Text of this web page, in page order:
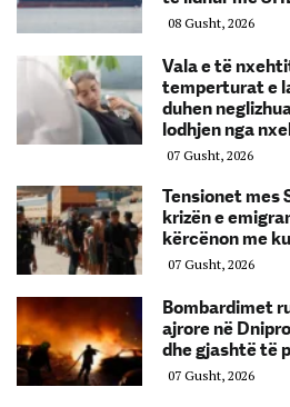
08 Gusht, 2026
Vala e të
temperturat e
duhen
lodhjen nga
07 Gusht, 2026
Tensionet mes
krizën e
kërcënon me
07 Gusht, 2026
Bombardimet
ajrore në
dhe gjashtë të
07 Gusht, 2026